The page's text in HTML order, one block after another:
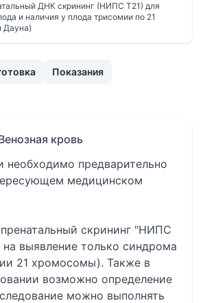
Показания
кровь
необходимо предварительно
медицинском
скрининг "НИПС
на выявление только синдрома
21 хромосомы). Также в
возможно определение
можно выполнять
ДНК скрининг (НИПС Т21) для
и наличия у плода трисомии по 21
Дауна)